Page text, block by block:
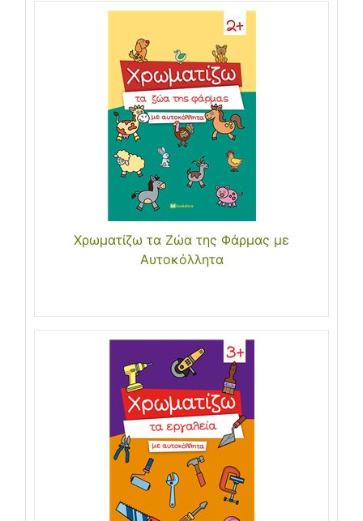
Χρωματίζω τα Ζώα της Φάρμας με
Αυτοκόλλητα